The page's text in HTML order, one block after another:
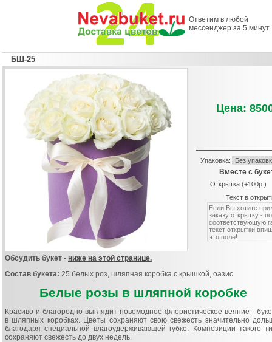
Ответим в любой
мессенджер за 5 минут
БШ-25
Цена:
Упаковка:
Вместе с
Открытка (+100р.)
Текст в
Обсудить букет - ниже на этой странице.
Состав букета: 25 белых роз, шляпная коробка с крышкой, оазис
Белые розы в шляпной коробке
Красиво и благородно выглядит новомодное флористическое веяние -
в шляпных коробках. Цветы сохраняют свою свежесть значительно
благодаря специальной влагоудерживающей губке. Композиции такого
сохраняют свежесть до двух недель.